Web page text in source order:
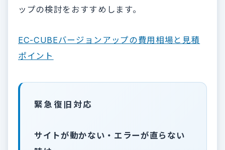
ップの検討をおすすめします。
EC-CUBEバージョンアップの費用相場と見積
ポイント
緊急復旧対応
サイトが動かない・エラーが直らない